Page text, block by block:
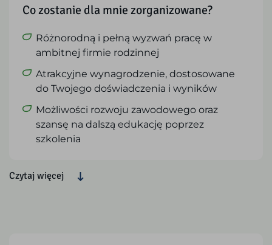
Czytaj więcej
Co zostanie dla mnie zorganizowane?
Różnorodną i pełną wyzwań pracę w
ambitnej firmie rodzinnej
Atrakcyjne wynagrodzenie, dostosowane
do Twojego doświadczenia i wyników
Możliwości rozwoju zawodowego oraz
szansę na dalszą edukację poprzez
szkolenia